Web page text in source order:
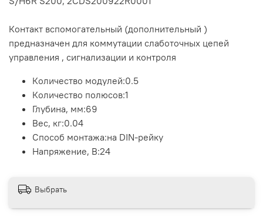
Контакт вспомогательный (дополнительный )
предназначен для коммутации слаботочных цепей
управления , сигнализации и контроля
Количество модулей:0.5
Количество полюсов:1
Глубина, мм:69
Вес, кг:0.04
Способ монтажа:на DIN-рейку
Напряжение, В:24
Выбрать